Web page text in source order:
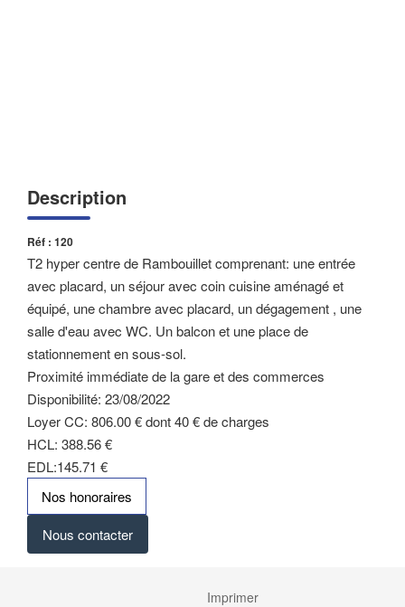
Description
Réf : 120
T2 hyper centre de Rambouillet comprenant: une entrée
avec placard, un séjour avec coin cuisine aménagé et
équipé, une chambre avec placard, un dégagement , une
salle d'eau avec WC. Un balcon et une place de
stationnement en sous-sol.
Proximité immédiate de la gare et des commerces
Disponibilité: 23/08/2022
Loyer CC: 806.00 € dont 40 € de charges
HCL: 388.56 €
EDL:145.71 €
Nos honoraires
Nous contacter
Imprimer